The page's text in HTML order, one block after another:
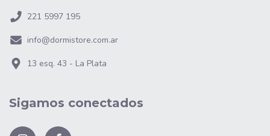
221 5997 195
info@dormistore.com.ar
13 esq. 43 - La Plata
Sigamos conectados